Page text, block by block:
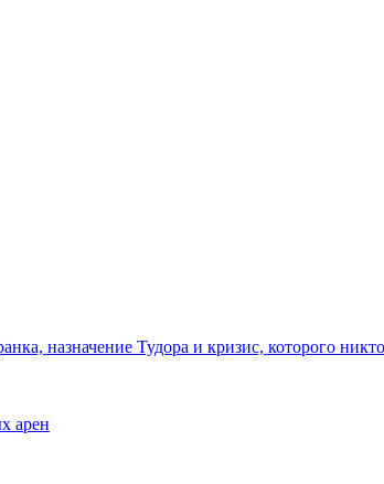
назначение Тудора и кризис, которого
арен